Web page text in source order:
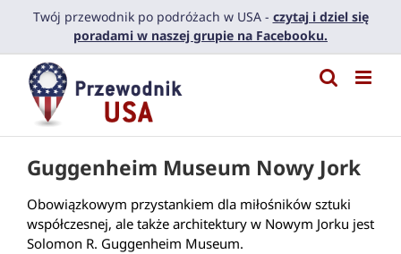
PrzejdźTwój przewodnik po podróżach w USA - czytaj i dziel się
poradami w naszej grupie na Facebooku.
Guggenheim Museum Nowy Jork
Obowiązkowym przystankiem dla miłośników sztuki
współczesnej, ale także architektury w Nowym Jorku jest
Solomon R. Guggenheim Museum.